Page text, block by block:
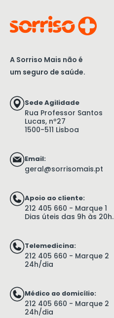
A Sorriso Mais não é
um seguro de saúde.
Sede Agilidade
Rua Professor Santos
Lucas, nº27
1500-511 Lisboa
Email:
geral@sorrisomais.pt
Apoio ao cliente:
212 405 660 - Marque 1
Dias úteis das 9h às 20h.
Telemedicina:
212 405 660 - Marque 2
24h/dia
Médico ao domicílio:
212 405 660 - Marque 2
24h/dia